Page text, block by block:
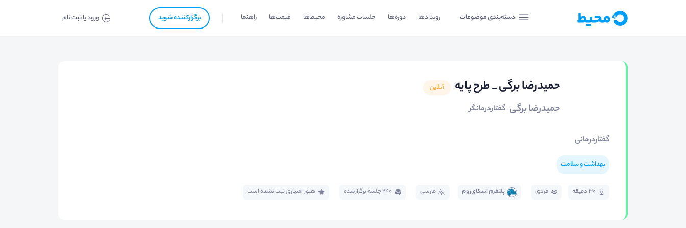
دسته‌بندی موضوعات رویدادها دوره‌ها جلسات مشاوره محیط‌ها قیمت‌ها راهنما برگزار‌‌کننده شوید ورود یا ثبت نام
حمیدرضا برگی _ طرح پایه آنلاین
حمیدرضا برگی گفتاردرمانگر
گفتاردرمانی
بهداشت و سلامت
30 دقیقه فردی پلتفرم اسکای‌روم فارسی 240 جلسه برگزار‌شده هنوز امتیازی ثبت نشده است